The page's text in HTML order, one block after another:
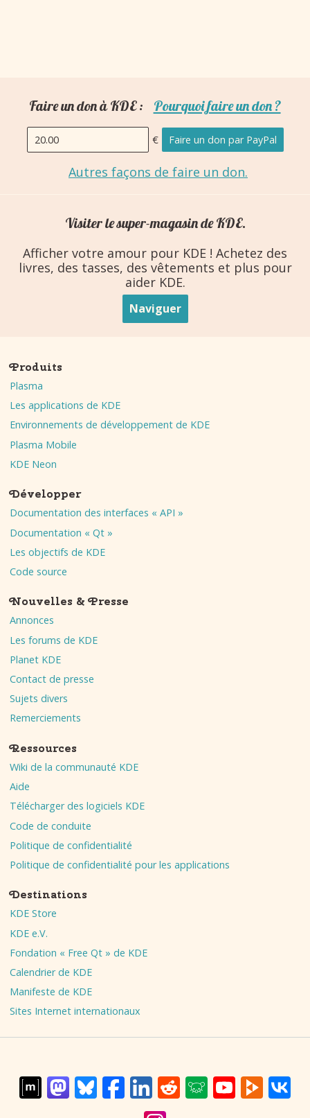
Faire un don à KDE : Pourquoi faire un don ?
Montant
€ Faire un don par PayPal
Autres façons de faire un don.
Visiter le super-magasin de KDE.
Afficher votre amour pour KDE ! Achetez des
livres, des tasses, des vêtements et plus pour
aider KDE.
Naviguer
Produits
Plasma
Les applications de KDE
Environnements de développement de KDE
Plasma Mobile
KDE Neon
Développer
Documentation des interfaces « API »
Documentation « Qt »
Les objectifs de KDE
Code source
Nouvelles & Presse
Annonces
Les forums de KDE
Planet KDE
Contact de presse
Sujets divers
Remerciements
Ressources
Wiki de la communauté KDE
Aide
Télécharger des logiciels KDE
Code de conduite
Politique de confidentialité
Politique de confidentialité pour les applications
Destinations
KDE Store
KDE e.V.
Fondation « Free Qt » de KDE
Calendrier de KDE
Manifeste de KDE
Sites Internet internationaux